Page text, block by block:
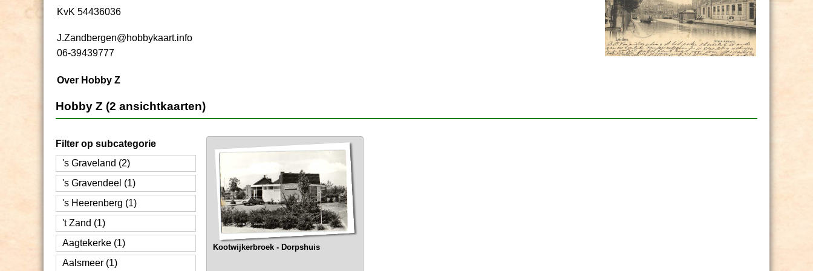
KvK 54436036
J.Zandbergen@hobbykaart.info
06-39439777
Over Hobby Z
Hobby Z (2 ansichtkaarten)
Filter op subcategorie
's Graveland (2)
's Gravendeel (1)
's Heerenberg (1)
't Zand (1)
Aagtekerke (1)
Aalsmeer (1)
Kootwijkerbroek - Dorpshuis